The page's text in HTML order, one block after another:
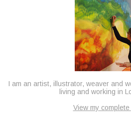
I am an artist, illustrator, weaver and
living and working in
View my complete